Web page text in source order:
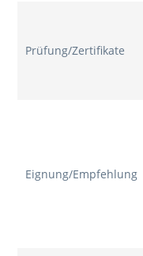
Prüfung/Zertifikate
Eignung/Empfehlung